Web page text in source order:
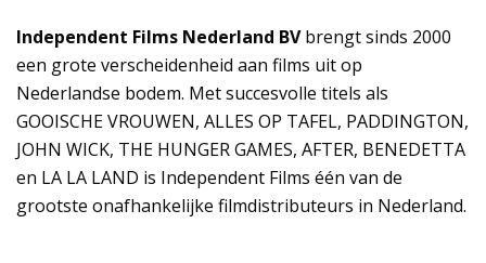
Independent Films Nederland BVbrengt sinds 2000
een grote verscheidenheid aan films uit op
Nederlandse bodem. Met succesvolle titels als
GOOISCHE VROUWEN, ALLES OP TAFEL, PADDINGTON,
JOHN WICK, THE HUNGER GAMES, AFTER, BENEDETTA
en LA LA LAND is Independent Films één van de
grootste onafhankelijke filmdistributeurs in Nederland.